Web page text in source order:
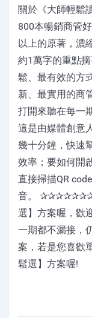
關於《大師輕鬆
800本暢銷商管
以上的原著，濃
約1萬字的重點
鬆、最有效的方
新、最實用的商
打開來聽在每一
這是由媒體創意
幾十分鐘，快速
效率；要如何開
直接掃描QR
音。
選】方案喔，歡
一期都不漏接，
案，若是您喜歡
鬆選】方案喔!